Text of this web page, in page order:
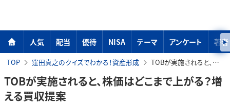
人気 配当 優待 NISA テーマ アンケート 著者
TOP 窪田真之のクイズでわかる！資産形成 TOBが実施されると、株価はどこまで上がる？増える買収提案
TOBが実施されると、株価はどこまで上がる？増
える買収提案